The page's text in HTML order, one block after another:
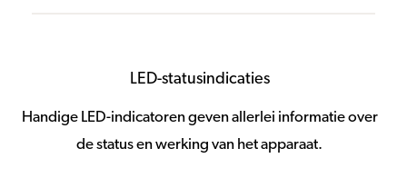
LED-statusindicaties
Handige LED-indicatoren geven allerlei informatie over
de status en werking van het apparaat.